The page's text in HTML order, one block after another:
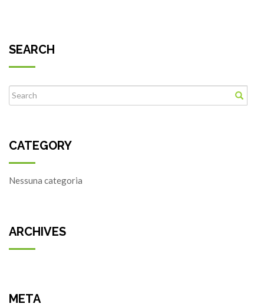
SEARCH
CATEGORY
Nessuna categoria
ARCHIVES
META